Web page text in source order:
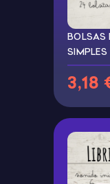
BOLSAS
SIMPLES
3,18